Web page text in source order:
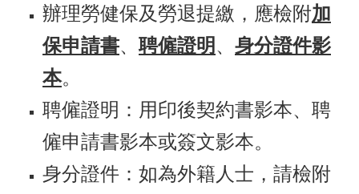
辦理勞健保及勞退提繳，應檢附加
保申請書、聘僱證明 、 身分證件影
本。
聘僱證明：用印後契約書影本、聘
僱申請書影本或簽文影本。
身分證件：如為外籍人士，請檢附